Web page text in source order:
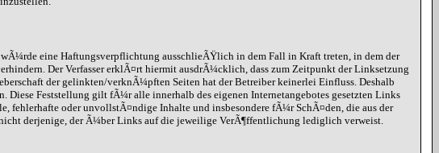
eine Haftungsverpflichtung ausschlieÃŸlich in dem Fall in Kraft treten, in dem der
Der Verfasser erklÃ¤rt hiermit ausdrÃ¼cklich, dass zum Zeitpunkt der Linksetzung
der gelinkten/verknÃ¼pften Seiten hat der Betreiber keinerlei Einfluss. Deshalb
Feststellung gilt fÃ¼r alle innerhalb des eigenen Internetangebotes gesetzten Links
oder unvollstÃ¤ndige Inhalte und insbesondere fÃ¼r SchÃ¤den, die aus der
derjenige, der Ã¼ber Links auf die jeweilige VerÃ¶ffentlichung lediglich verweist.